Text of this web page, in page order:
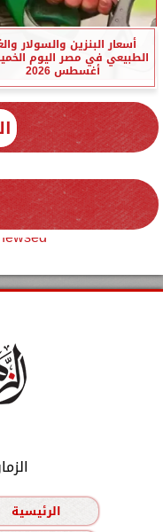
أسعار البنزين والسولار
أغسطس 2026
الرئيسية